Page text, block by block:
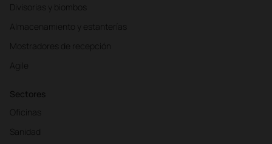
Divisorias y biombos
Almacenamiento y estanterías
Mostradores de recepción
Agile
Sectores
Oficinas
Sanidad